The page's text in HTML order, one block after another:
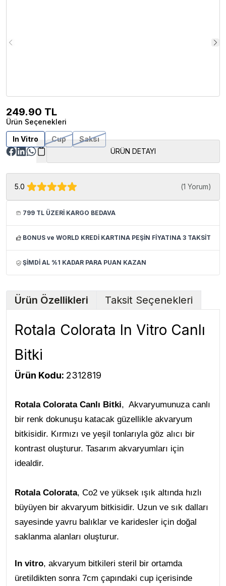
249.90 TL
Ürün Seçenekleri
In Vitro
Cup
Saksı
ÜRÜN DETAYI
5.0 (1 Yorum)
799 TL ÜZERİ KARGO BEDAVA
BONUS ve WORLD KREDİ KARTINA PEŞİN FİYATINA 3 TAKSİT
ŞİMDİ AL %1 KADAR PARA PUAN KAZAN
Ürün Özellikleri Taksit Seçenekleri
Rotala Colorata In Vitro Canlı
Bitki
Ürün Kodu: 2312819
Rotala Colorata Canlı Bitki, Akvaryumunuza canlı
bir renk dokunuşu katacak güzellikle akvaryum
bitkisidir. Kırmızı ve yeşil tonlarıyla göz alıcı bir
kontrast oluşturur. Tasarım akvaryumları için
idealdir.
Rotala Colorata, Co2 ve yüksek ışık altında hızlı
büyüyen bir akvaryum bitkisidir. Uzun ve sık dalları
sayesinde yavru balıklar ve karidesler için doğal
saklanma alanları oluşturur.
In vitro, akvaryum bitkileri steril bir ortamda
üretildikten sonra 7cm çapındaki cup içerisinde